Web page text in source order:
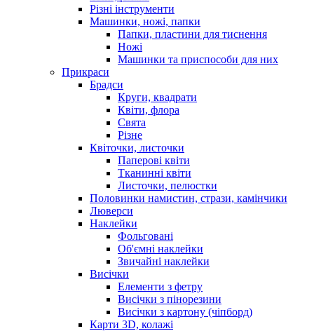
Різні інструменти
Машинки, ножі, папки
Папки, пластини для тиснення
Ножі
Машинки та приспособи для них
Прикраси
Брадси
Круги, квадрати
Квіти, флора
Свята
Різне
Квіточки, листочки
Паперові квіти
Тканинні квіти
Листочки, пелюстки
Половинки намистин, стрази, камінчики
Люверси
Наклейки
Фольговані
Об'ємні наклейки
Звичайні наклейки
Висічки
Елементи з фетру
Висічки з пінорезини
Висічки з картону (чіпборд)
Карти 3D, колажі